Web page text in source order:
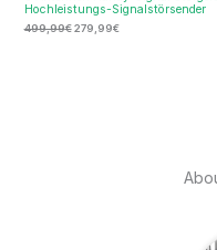
Hochleistungs-Signalstörsender
499,99€ 279,99€